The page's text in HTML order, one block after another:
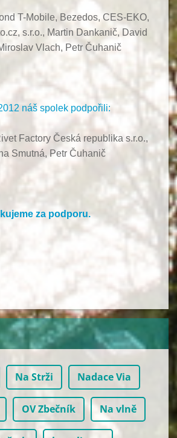
T-Mobile, Bezedos, CES-EKO,
s.r.o., Martin Dankanič, David
Vlach, Petr Čuhanič
náš spolek podpořili:
Factory Česká republika s.r.o.,
Smutná, Petr Čuhanič
za podporu.
Na Strži Nadace Via
OV Zbečník Na vlně